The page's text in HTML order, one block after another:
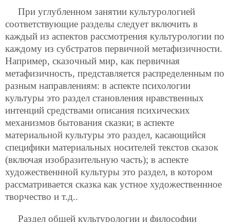
При углубленном занятии культурологией
соответствующие разделы следует включить в
каждый из аспектов рассмотрения культурологии по
каждому из субстратов первичной метафизичности.
Например, сказочный мир, как первичная
метафизичность, представляется распределенным по
разным направлениям: в аспекте психологии
культуры это раздел становления нравственных
интенций средствами описания психических
механизмов бытования сказки; в аспекте
материальной культуры это раздел, касающийся
специфики материальных носителей текстов сказок
(включая изобразительную часть); в аспекте
художественнной культуры это раздел, в котором
рассматривается сказка как устное художественнное
творчество и т.д..
Раздел общей культурологии и философии